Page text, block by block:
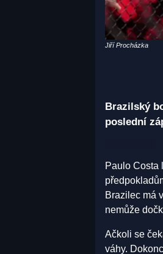
Jiří Procházka
Brazilský
poslední
Paulo Costa
Brazilec má
nemůže
Ačkoli se
váhy.